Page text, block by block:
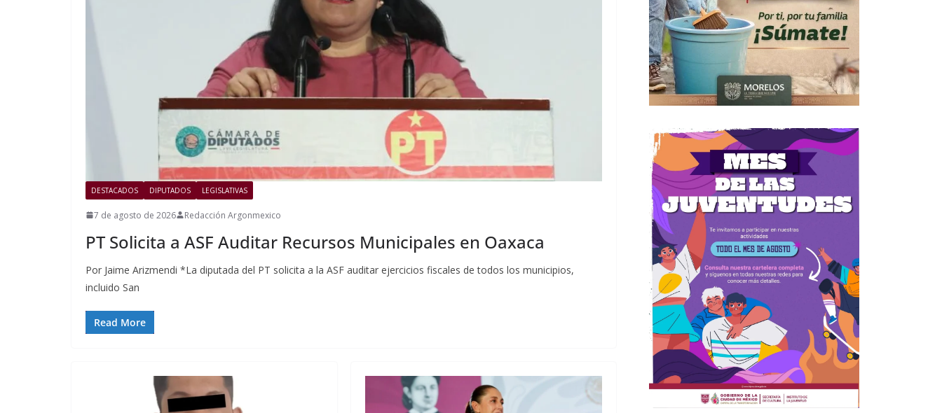
DESTACADOS DIPUTADOS LEGISLATIVAS
7 de agosto de 2026 Redacción Argonmexico
PT Solicita a ASF Auditar Recursos Municipales en Oaxaca
Por Jaime Arizmendi *La diputada del PT solicita a la ASF auditar ejercicios fiscales de todos los municipios,
incluido San
Read More